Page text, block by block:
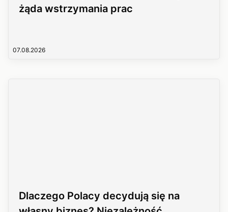
żąda wstrzymania prac
07.08.2026
Dlaczego Polacy decydują się na